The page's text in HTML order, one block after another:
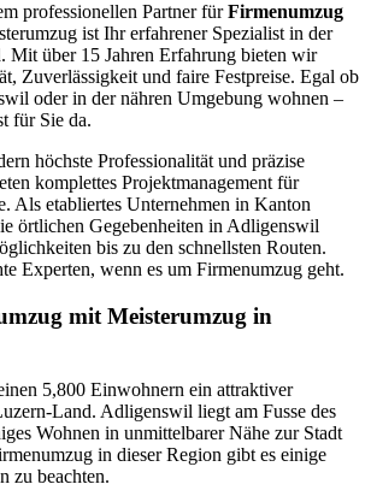
professionellen Partner fürFirmenumzug
ist Ihr erfahrener Spezialist in der
Mit über 15 Jahren Erfahrung bieten wir
Zuverlässigkeit und faire Festpreise. Egal ob
oder in der nähren Umgebung wohnen –
für Sie da.
höchste Professionalität und präzise
komplettes Projektmanagement für
Als etabliertes Unternehmen in Kanton
örtlichen Gegebenheiten in Adligenswil
bis zu den schnellsten Routen.
Experten, wenn es um Firmenumzug geht.
mit Meisterumzug in
5,800 Einwohnern ein attraktiver
Land. Adligenswil liegt am Fusse des
Wohnen in unmittelbarer Nähe zur Stadt
in dieser Region gibt es einige
zu beachten.